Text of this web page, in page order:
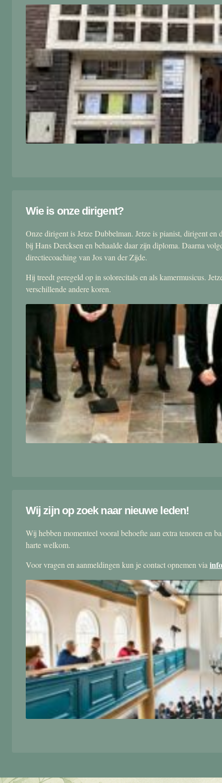
Wie is onze dirigent?
Onze dirigent is Jetze Dubbelman. Jetze is pianist, dirigent
bij Hans Dercksen en behaalde daar zijn diploma. Daarna
directiecoaching van Jos van der Zijde.
Hij treedt geregeld op in solorecitals en als kamermusicus.
verschillende andere koren.
Wij zijn op zoek naar nieuwe leden!
Wij hebben momenteel vooral behoefte aan extra tenoren en
harte welkom.
Voor vragen en aanmeldingen kun je contact opnemen via